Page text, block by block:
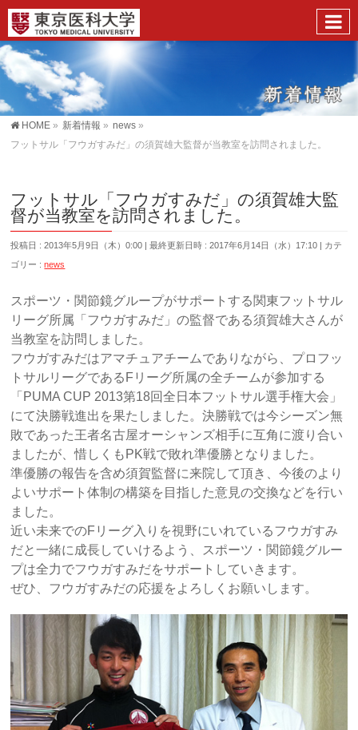
HOME » 新着情報 » news »
フットサル「フウガすみだ」の須賀雄大監督が当教室を訪問されました。
フットサル「フウガすみだ」の須賀雄大監
督が当教室を訪問されました。
投稿日 : 2013年5月9日（木）0:00 最終更新日時 : 2017年6月14日（水）17:10
カテ
ゴリー :news
スポーツ・関節鏡グループがサポートする関東フットサル
リーグ所属「フウガすみだ」の監督である須賀雄大さんが
当教室を訪問しました。
フウガすみだはアマチュアチームでありながら、プロフッ
トサルリーグであるFリーグ所属の全チームが参加する
「PUMA CUP 2013第18回全日本フットサル選手権大会」
にて決勝戦進出を果たしました。決勝戦では今シーズン無
敗であった王者名古屋オーシャンズ相手に互角に渡り合い
ましたが、惜しくもPK戦で敗れ準優勝となりました。
準優勝の報告を含め須賀監督に来院して頂き、今後のより
よいサポート体制の構築を目指した意見の交換などを行い
ました。
近い未来でのFリーグ入りを視野にいれているフウガすみ
だと一緒に成長していけるよう、スポーツ・関節鏡グルー
プは全力でフウガすみだをサポートしていきます。
ぜひ、フウガすみだの応援をよろしくお願いします。